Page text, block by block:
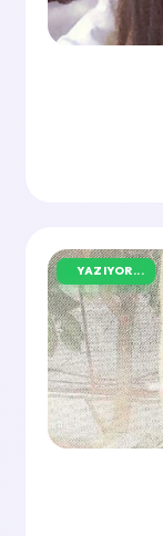
YAZIYOR...